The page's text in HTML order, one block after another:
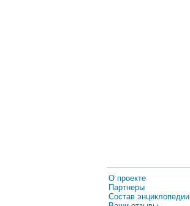
О проекте
Партнеры
Состав энциклопедии